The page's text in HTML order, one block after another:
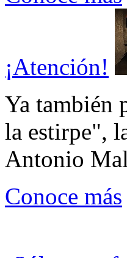
¡Atención!
Ya también
la estirpe",
Antonio
Conoce más